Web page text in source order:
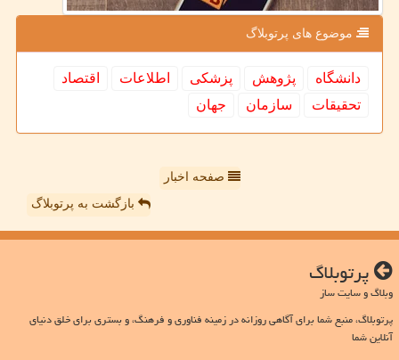
موضوع های پرتوبلاگ
دانشگاه پژوهش پزشكی اطلاعات
اقتصاد
تحقیقات
سازمان جهان
صفحه اخبار
بازگشت به پرتوبلاگ
پرتوبلاگ
وبلاگ و سایت ساز
پرتوبلاگ، منبع شما برای آگاهی روزانه در زمینه فناوری و فرهنگ، و بستری برای خلق دنیای
آنلاین شما